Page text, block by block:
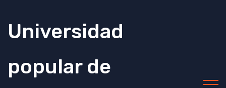
Universidad
popular de